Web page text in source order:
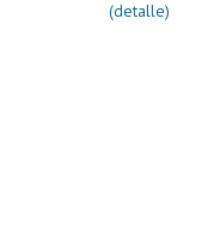
(detalle)